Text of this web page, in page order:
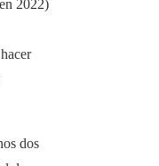
2022)
dos